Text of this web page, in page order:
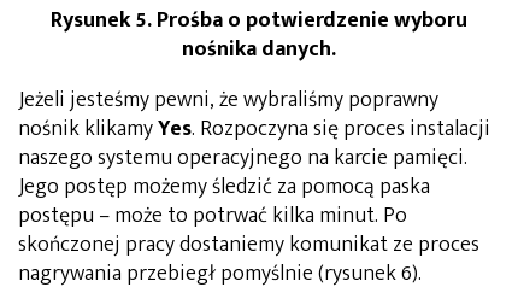
Rysunek 5. Prośba o potwierdzenie wyboru
nośnika danych.
Jeżeli jesteśmy pewni, że wybraliśmy poprawny
nośnik klikamyYes. Rozpoczyna się proces instalacji
naszego systemu operacyjnego na karcie pamięci.
Jego postęp możemy śledzić za pomocą paska
postępu – może to potrwać kilka minut. Po
skończonej pracy dostaniemy komunikat ze proces
nagrywania przebiegł pomyślnie (rysunek 6).